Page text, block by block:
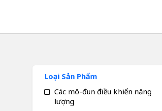
Loại Sản Phẩm
Các mô-đun điều khiển năng
lượng